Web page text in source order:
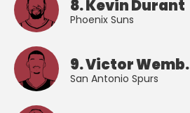
8. Kevin Durant
Phoenix Suns
9. Victor Wemb.
San Antonio Spurs